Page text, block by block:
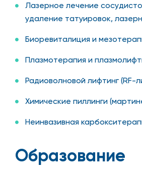
Лазерное лечение
удаление татуировок,
Биоревиталиция и
Плазмотерапия и
Радиоволновой лифтинг (RF-
Химические пиллинги
Неинвазивная
Образование